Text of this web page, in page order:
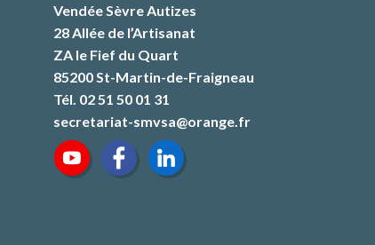
Vendée Sèvre Autizes
28 Allée de l’Artisanat
ZA le Fief du Quart
85200 St-Martin-de-Fraigneau
Tél. 02 51 50 01 31
secretariat-smvsa@orange.fr